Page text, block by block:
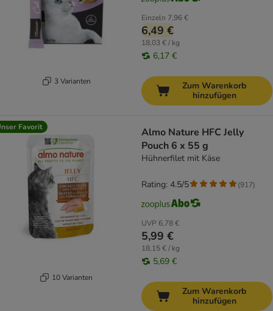
3 Varianten
Einzeln 7,96 €
6,49 €
18,03 € / kg
6,17 €
Zum Warenkorb
hinzufügen
Favorit
10 Varianten
Almo Nature HFC Jelly
Pouch 6 x 55 g
Hühnerfilet mit Käse
UVP 6,78 €
5,99 €
18,15 € / kg
5,69 €
Rating: 4.5/5 (917)
Zum Warenkorb
hinzufügen